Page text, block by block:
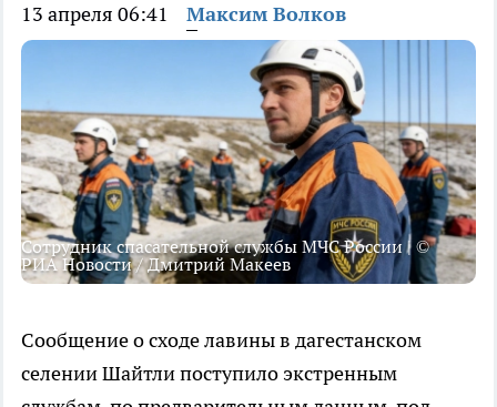
13 апреля 06:41 Максим Волков
Сотрудник спасательной службы МЧС России | ©
РИА Новости / Дмитрий Макеев
Сообщение о сходе лавины в дагестанском
селении Шайтли поступило экстренным